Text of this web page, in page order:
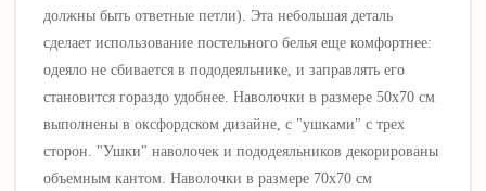
должны быть ответные петли). Эта небольшая деталь
сделает использование постельного белья еще комфортнее:
одеяло не сбивается в пододеяльнике, и заправлять его
становится гораздо удобнее. Наволочки в размере 50х70 см
выполнены в оксфордском дизайне, с "ушками" с трех
сторон. "Ушки" наволочек и пододеяльников декорированы
объемным кантом. Наволочки в размере 70х70 см